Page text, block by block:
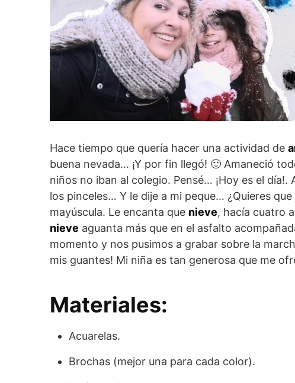
Hace tiempo que quería hacer una actividad de
buena nevada… ¡Y por fin llegó! 🙂 Amaneció
niños no iban al colegio. Pensé… ¡Hoy es el
los pinceles… Y le dije a mi peque… ¿Quieres que
mayúscula. Le encanta que nieve, hacía cuatro
nieve aguanta más que en el asfalto
momento y nos pusimos a grabar sobre la
mis guantes! Mi niña es tan generosa que me
Materiales:
Acuarelas.
Brochas (mejor una para cada color).